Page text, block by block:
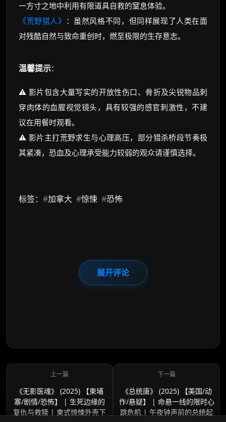
一方寸之地中利用有限道具自救的窒息体验。
《荒野猎人》 ：虽然风格不同，但同样展现了人类在面
对残酷自然与致命重创时，燃至极限的生存意志。
温馨提示：
⚠️ 影片包含大量写实的开放性伤口、骨折及尖锐物品刺
穿肉体的血腥视觉镜头，具有较强的感官刺激性，不建
议在用餐时观看。
⚠️ 影片主打荒野求生与心理高压，部分猎杀桥段节奏极
其紧凑，恐血及心理承受能力较弱的观众请谨慎选择。
标签： #加拿大 #惊悚 #恐怖
展开评论
《无影医魂》 (2025) 【柬埔
寨/剧情/恐怖】 | 生死边缘的
复仇与救赎 | 柬式惊悚外壳下
《总统唐》 (2025) 【美国/动
作/悬疑】 | 命悬一线的限时心
跳危机 | 午夜钟声前的总统起